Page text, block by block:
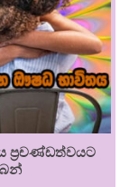
ප්‍රචණ්ඩත්වයට